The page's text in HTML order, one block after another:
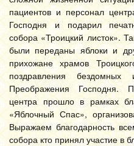
пациентов и персонал
Господня и подарил
собора «Троицкий листок».
были переданы яблоки и
прихожане храмов
поздравления
Преображения Господня.
центра прошло в рамках
«Яблочный Спас»,
Выражаем благодарность
собора кто принял участие в